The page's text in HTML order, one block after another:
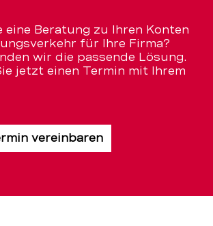
eine Beratung zu Ihren Konten
für Ihre Firma?
wir die passende Lösung.
jetzt einen Termin mit Ihrem
vereinbaren